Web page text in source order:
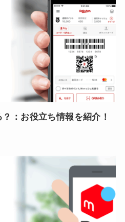
：お役立ち情報を紹介！